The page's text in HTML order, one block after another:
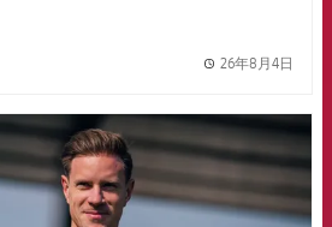
26年8月4日
FCB Barcelona badge